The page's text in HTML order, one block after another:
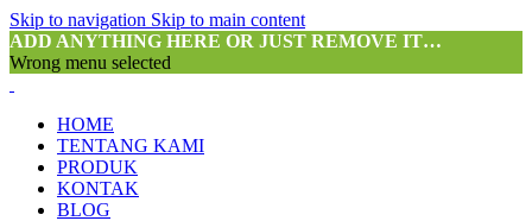
Skip to navigation Skip to main content
ADD ANYTHING HERE OR JUST REMOVE IT…
Wrong menu selected
HOME
TENTANG KAMI
PRODUK
KONTAK
BLOG